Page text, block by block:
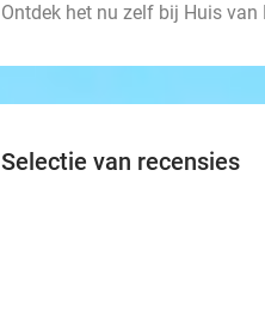
Ontdek het nu zelf bij Huis van
Selectie van recensies